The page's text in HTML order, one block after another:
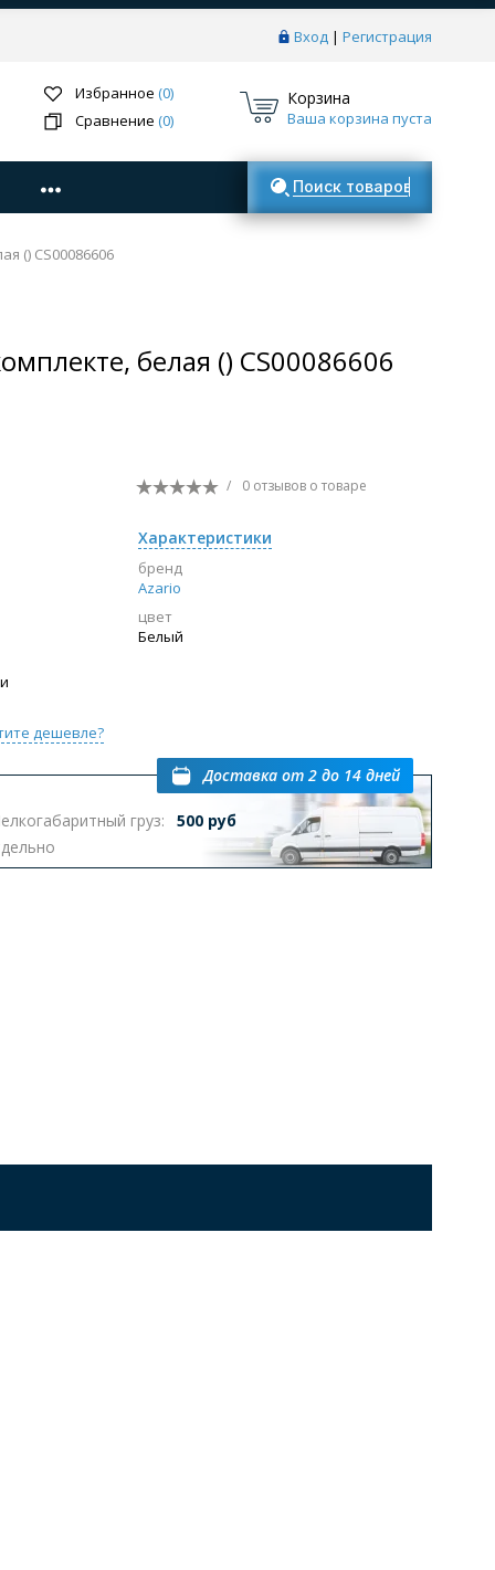
Вход | Регистрация
Избранное (0)
Сравнение (0)
Корзина
Ваша корзина пуста
Поиск товаров
() CS00086606
белая () CS00086606
/ 0 отзывов о товаре
Характеристики
бренд
Azario
цвет
Белый
дешевле?
груз:
500 руб
Доставка от 2 до 14 дней